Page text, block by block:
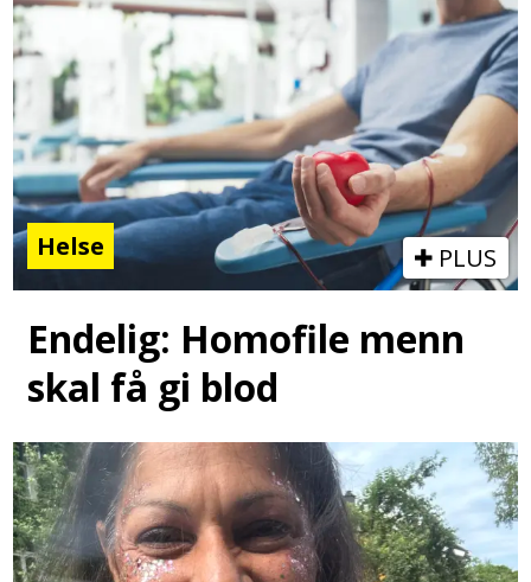
Helse PLUS
Endelig: Homofile menn
skal få gi blod